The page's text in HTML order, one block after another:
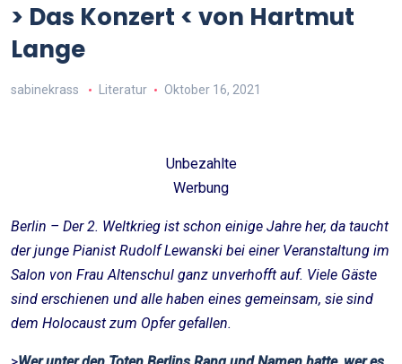
> Das Konzert < von Hartmut
Lange
sabinekrass Literatur Oktober 16, 2021
Unbezahlte
Werbung
Berlin – Der 2. Weltkrieg ist schon einige Jahre her, da taucht
der junge Pianist Rudolf Lewanski bei einer Veranstaltung im
Salon von Frau Altenschul ganz unverhofft auf. Viele Gäste
sind erschienen und alle haben eines gemeinsam, sie sind
dem Holocaust zum Opfer gefallen.